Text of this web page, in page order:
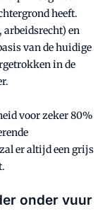
heeft.
arbeidsrecht) en
van de huidige
in de
voor zeker 80%
er altijd een grijs
onder vuur